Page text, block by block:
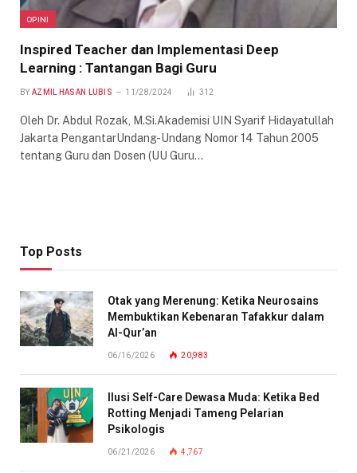
OPINI
Inspired Teacher dan Implementasi Deep
Learning : Tantangan Bagi Guru
BY AZMIL HASAN LUBIS 11/28/2024 312
Oleh Dr. Abdul Rozak, M.Si.Akademisi UIN Syarif Hidayatullah
Jakarta PengantarUndang-Undang Nomor 14 Tahun 2005
tentang Guru dan Dosen (UU Guru…
Top Posts
Otak yang Merenung: Ketika Neurosains
Membuktikan Kebenaran Tafakkur dalam
Al-Qur’an
06/16/2026 20,983
Ilusi Self-Care Dewasa Muda: Ketika Bed
Rotting Menjadi Tameng Pelarian
Psikologis
06/21/2026 4,767